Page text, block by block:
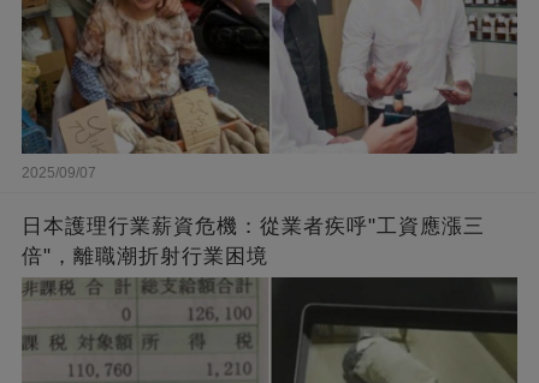
2025/09/07
日本護理行業薪資危機：從業者疾呼"工資應漲三
倍"，離職潮折射行業困境